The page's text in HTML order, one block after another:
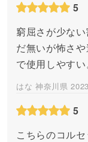
5
窮屈さが少な
だ無いが怖さ
で使用しやすい
はな 神奈川県
5
こちらのコル